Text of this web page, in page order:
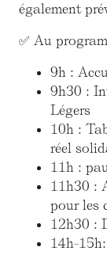
également
✅ Au
9h :
9h30 :
Légers
10h :
réel
11h :
11h30 :
pour les
12h30 :
14h-